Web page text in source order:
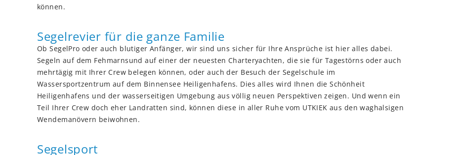
können.
Segelrevier für die ganze Familie
Ob SegelPro oder auch blutiger Anfänger, wir sind uns sicher für Ihre Ansprüche ist hier alles dabei.
Segeln auf dem Fehmarnsund auf einer der neuesten Charteryachten, die sie für Tagestörns oder auch
mehrtägig mit Ihrer Crew belegen können, oder auch der Besuch der Segelschule im
Wassersportzentrum auf dem Binnensee Heiligenhafens. Dies alles wird Ihnen die Schönheit
Heiligenhafens und der wasserseitigen Umgebung aus völlig neuen Perspektiven zeigen. Und wenn ein
Teil Ihrer Crew doch eher Landratten sind, können diese in aller Ruhe vom UTKIEK aus den waghalsigen
Wendemanövern beiwohnen.
Segelsport